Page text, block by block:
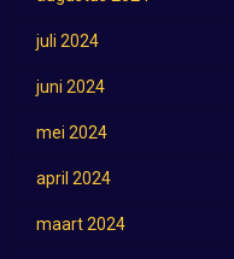
juli 2024
juni 2024
mei 2024
april 2024
maart 2024